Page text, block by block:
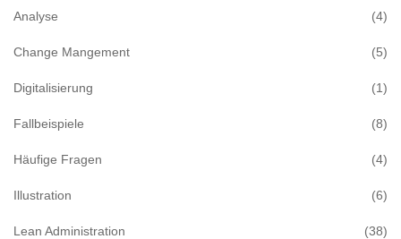
Analyse (4)
Change Mangement (5)
Digitalisierung (1)
Fallbeispiele (8)
Häufige Fragen (4)
Illustration (6)
Lean Administration (38)